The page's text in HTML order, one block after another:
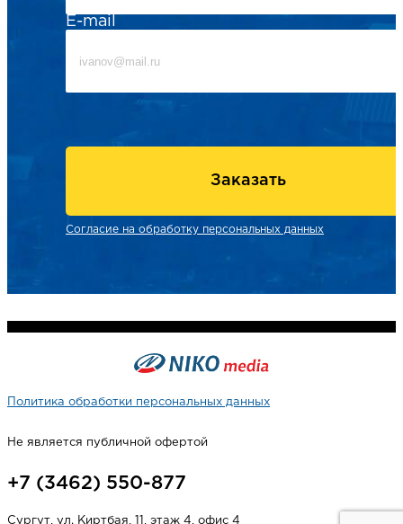
E-mail
Заказать
Согласие на обработку персональных данных
Политика обработки персональных данных
Не является публичной офертой
+7 (3462) 550-877
Сургут, ул. Киртбая, 11, этаж 4, офис 4